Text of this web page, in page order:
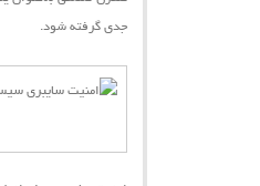
جدی گرفته شود.